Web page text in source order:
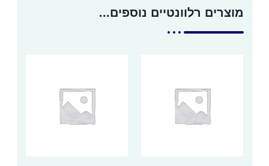
מוצרים רלוונטיים נוספים...